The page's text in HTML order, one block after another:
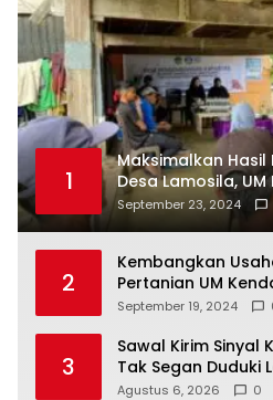
1
Maksimalkan Hasil
Desa Lamosila,
Bantuan Alat
September 23, 2024
2
Kembangkan
Pertanian UM
Laboratorium
September 19, 2024
3
Sawal Kirim Sinyal
Tak Segan Duduki
Puuwatu
Agustus 6, 2026 0